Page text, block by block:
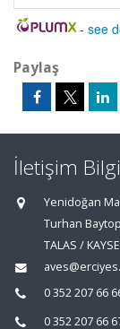
- see
Paylaş
İletişim
Yenidoğan
Turhan
TALAS /
0 352 207 66
0 352 207 66